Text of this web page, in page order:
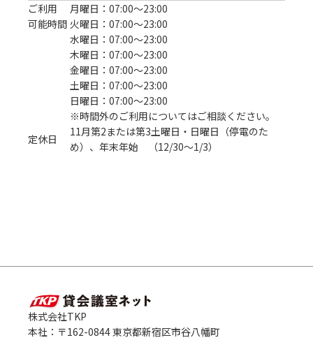
ご利用
可能時間
月曜日：07:00〜23:00
火曜日：07:00〜23:00
水曜日：07:00〜23:00
木曜日：07:00〜23:00
金曜日：07:00〜23:00
土曜日：07:00〜23:00
日曜日：07:00〜23:00
※時間外のご利用についてはご相談ください。
定休日
11月第2または第3土曜日・日曜日（停電のた
め）、年末年始 （12/30〜1/3）
株式会社TKP
本社：〒162-0844 東京都新宿区市谷八幡町